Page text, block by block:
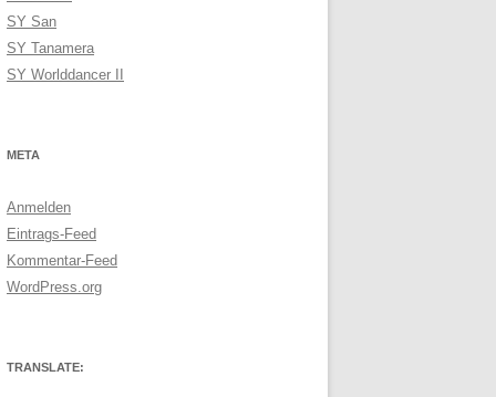
SY San
SY Tanamera
SY Worlddancer II
META
Anmelden
Eintrags-Feed
Kommentar-Feed
WordPress.org
TRANSLATE: